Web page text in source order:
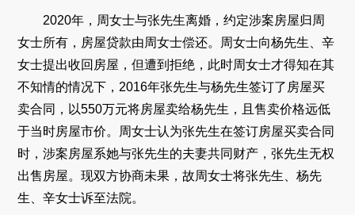
2020年，周女士与张先生离婚，约定涉案房屋归周
女士所有，房屋贷款由周女士偿还。周女士向杨先生、辛
女士提出收回房屋，但遭到拒绝，此时周女士才得知在其
不知情的情况下，2016年张先生与杨先生签订了房屋买
卖合同，以550万元将房屋卖给杨先生，且售卖价格远低
于当时房屋市价。周女士认为张先生在签订房屋买卖合同
时，涉案房屋系她与张先生的夫妻共同财产，张先生无权
出售房屋。现双方协商未果，故周女士将张先生、杨先
生、辛女士诉至法院。